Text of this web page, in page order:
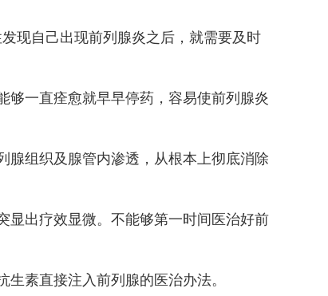
现自己出现前列腺炎之后，就需要及时
够一直痊愈就早早停药，容易使前列腺炎
腺组织及腺管内渗透，从根本上彻底消除
显出疗效显微。不能够第一时间医治好前
素直接注入前列腺的医治办法。